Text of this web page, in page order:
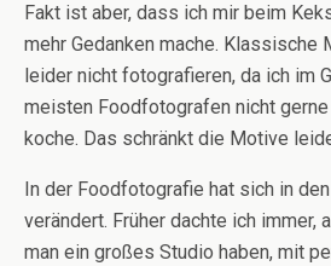
Fakt ist aber, dass ich mir beim
mehr Gedanken mache. Klassische
leider nicht fotografieren, da ich im
meisten Foodfotografen nicht gerne
koche. Das schränkt die Motive
In der Foodfotografie hat sich in
verändert. Früher dachte ich immer,
man ein großes Studio haben, mit